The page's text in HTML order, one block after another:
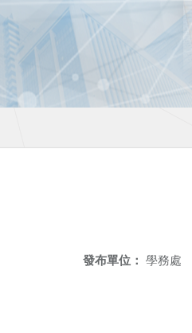
發布單位： 學務處